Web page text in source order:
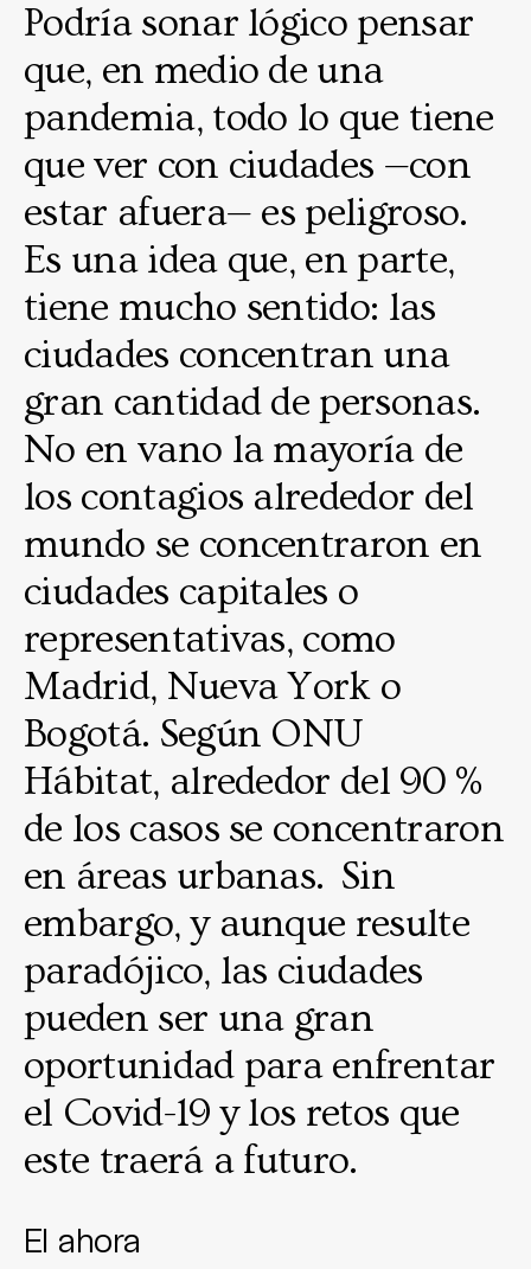
Podría sonar lógico pensar
que, en medio de una
pandemia, todo lo que tiene
que ver con ciudades —con
estar afuera— es peligroso.
Es una idea que, en parte,
tiene mucho sentido: las
ciudades concentran una
gran cantidad de personas.
No en vano la mayoría de
los contagios alrededor del
mundo se concentraron en
ciudades capitales o
representativas, como
Madrid, Nueva York o
Bogotá. Según ONU
Hábitat, alrededor del 90 %
de los casos se concentraron
en áreas urbanas. Sin
embargo, y aunque resulte
paradójico, las ciudades
pueden ser una gran
oportunidad para enfrentar
el Covid-19 y los retos que
este traerá a futuro.
El ahora